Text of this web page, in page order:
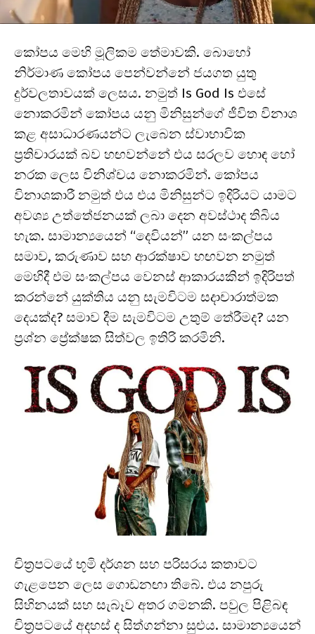
කෝපය මෙහි මූලිකම තේමාවකි. බොහෝ
නිර්මාණ කෝපය පෙන්වන්නේ ජයගත යුතු
දුර්වලතාවයක් ලෙසය. නමුත් Is God Is එසේ
නොකරමින් කෝපය යනු මිනිසුන්ගේ ජීවිත විනාශ
කළ අසාධාරණයන්ට ලැබෙන ස්වාභාවික
ප්‍රතිචාරයක් බව හඟවන්නේ එය සරලව හොඳ හෝ
නරක ලෙස විනිශ්චය නොකරමින්. කෝපය
විනාශකාරී නමුත් එය එය මිනිසුන්ට ඉදිරියට යාමට
අවශ්‍ය උත්තේජනයක් ලබා දෙන අවස්ථාද තිබිය
හැක. සාමාන්‍යයෙන් “දෙවියන්” යන සංකල්පය
සමාව, කරුණාව සහ ආරක්ෂාව හඟවන නමුත්
මෙහිදී එම සංකල්පය වෙනස් ආකාරයකින් ඉදිරිපත්
කරන්නේ යුක්තිය යනු සැමවිටම සදාචාරාත්මක
දෙයක්ද? සමාව දීම සැමවිටම උතුම් තේරීමද? යන
ප්‍රශ්න ප්‍රේක්ෂක සිත්වල ඉතිරි කරමිනි.
චිත්‍රපටයේ භූමි දර්ශන සහ පරිසරය කතාවට
ගැළපෙන ලෙස ගොඩනඟා තිබේ. එය නපුරු
සිහිනයක් සහ සැබෑව අතර ගමනකි. පවුල පිළිබඳ
චිත්‍රපටයේ අදහස් ද සිත්ගන්නා සුළුය. සාමාන්‍යයෙන්